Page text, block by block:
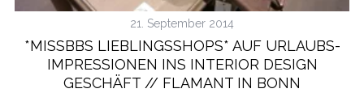
21. September 2014
*MISSBBS LIEBLINGSSHOPS* AUF URLAUBS-
IMPRESSIONEN INS INTERIOR DESIGN
GESCHÄFT // FLAMANT IN BONN